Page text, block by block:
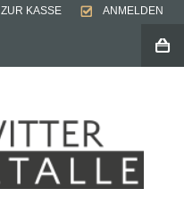
ZUR KASSE ANMELDEN